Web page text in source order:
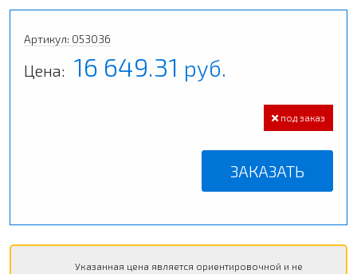
Артикул: 053036
Цена: 16 649.31 руб.
под заказ
ЗАКАЗАТЬ
Указанная цена является ориентировочной и не